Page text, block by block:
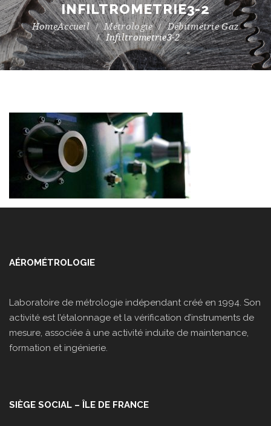
INFILTROMETRIE3-2
Accueil Métrologie
Débitmétrie Gaz
Infiltrometrie3-2
AÉROMÉTROLOGIE
Laboratoire de métrologie indépendant créé en 1994. Son
activité est l’étalonnage et la vérification d’instruments de
mesure, associée à une activité induite de maintenance,
formation et ingénierie.
SIÈGE SOCIAL – ÎLE DE FRANCE